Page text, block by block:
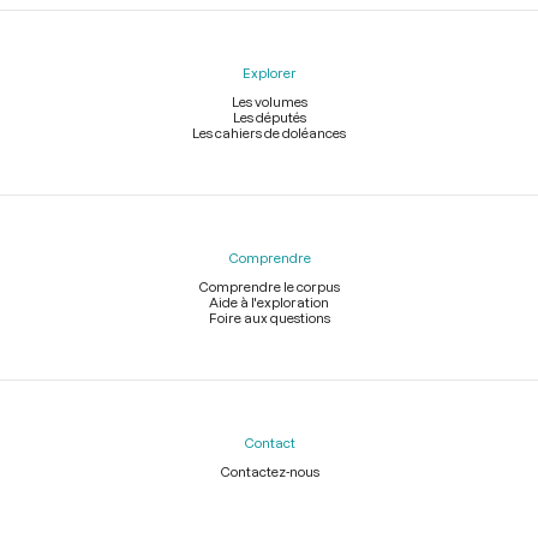
Explorer
Les volumes
Les députés
Les cahiers de doléances
Comprendre
Comprendre le corpus
Aide à l'exploration
Foire aux questions
Contact
Contactez-nous